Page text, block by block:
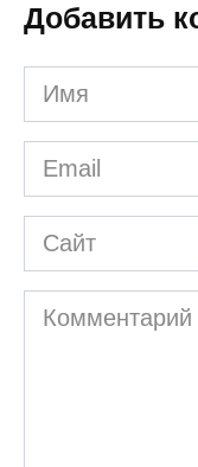
Добавить
Имя
*
Email
*
Сайт
Комментарий